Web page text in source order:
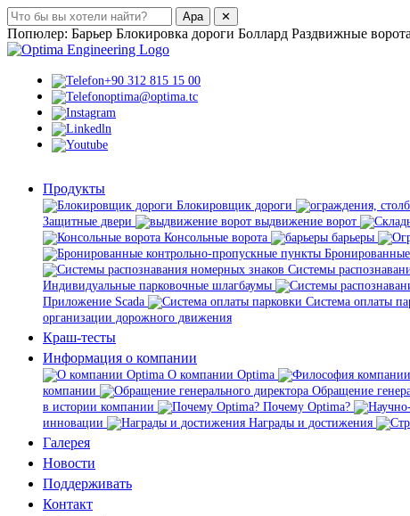
Ара ✕
Попюлер: Барьер Блокировка дороги Боллард Раздвижные ворота
+90 312 815 15 00
optima@optima.tc
Продукты
Ƃлокировщик дороги
Защитные двери
выдвижение ворот
Консольные ворота
барьеры
Системы
Индивидуальные парковочные шлагбаумы
Приложение Scada
Система оплаты
организации дорожного движения
Краш-тесты
Информация о компании
О компании Optima
компании
Обращение
в истории компании
Почему Optima?
инновации
Награды и достижения
Галерея
Новости
Поддерживать
Контакт